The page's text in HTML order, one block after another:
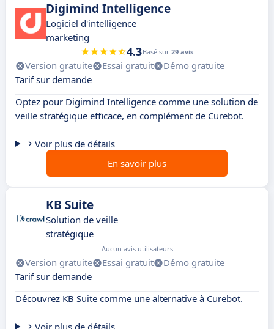
Digimind Intelligence
Logiciel d'intelligence
marketing
4.3Basé sur 29 avis
Version gratuite Essai gratuit
Démo gratuite
Tarif sur demande
Optez pour Digimind Intelligence comme une solution de
veille stratégique efficace, en complément de Curebot.
Voir plus de détails
En savoir plus
KB Suite
Solution de veille
stratégique
Aucun avis utilisateurs
Version gratuite Essai gratuit
Démo gratuite
Tarif sur demande
Découvrez KB Suite comme une alternative à Curebot.